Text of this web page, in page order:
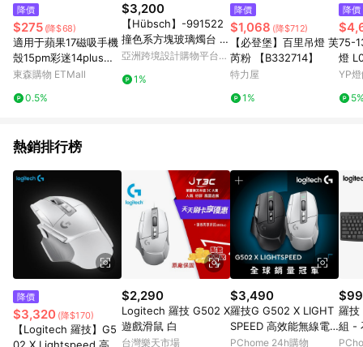
降價
$275 (降$68)
適用于蘋果17磁吸手機
殼15pm彩迷14plus雙
層p硅膠iphone16pro
摔高級耐用磨軍事風m
東森購物 ETMall
0.5%
$3,200
【Hübsch】-991522
撞色系方塊玻璃燭台 擺
飾 紙鎮
亞洲跨境設計購物平台
1%
降價
$1,068 (降$712)
【必登堡】百里吊燈 芙
芮粉 【B332714】
特力屋
1%
降價
75-
燈
YP
熱銷排行榜
降價
$3,320 (降$170)
【Logitech 羅技】G5
$2,290
Logitech 羅技 G502 X
遊戲滑鼠 白
台灣樂天市場
$3,490
羅技G G502 X LIGHT
SPEED 高效能無線電
競滑鼠-白
PChome 24h購物
羅技
組 -